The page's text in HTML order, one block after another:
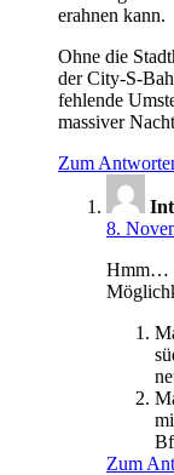
erahnen kann.
Ohne die
der City-S-
fehlende
massiver
Zum
8.
Hmm…
Zum